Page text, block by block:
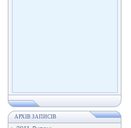
АРХІВ ЗАПИСІВ